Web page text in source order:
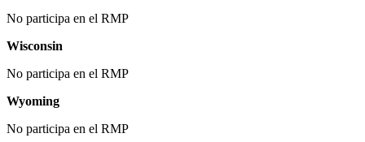
No participa en el RMP
Wisconsin
No participa en el RMP
Wyoming
No participa en el RMP